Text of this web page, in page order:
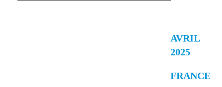
AVRIL
2025
FRANCE